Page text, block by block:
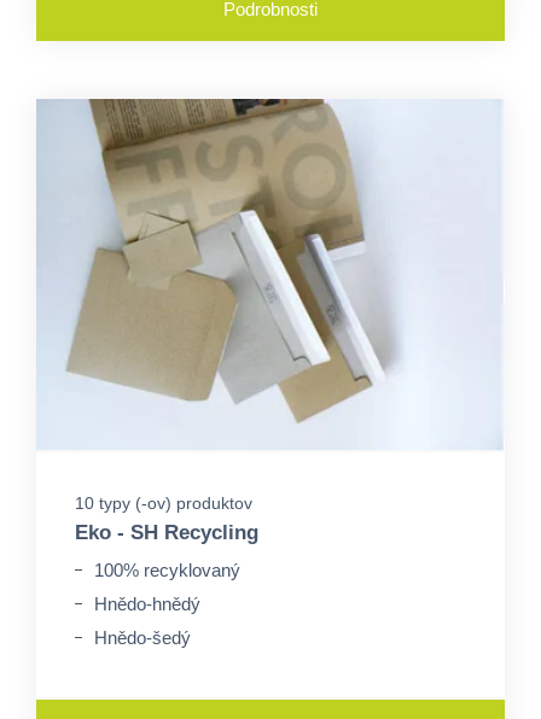
Podrobnosti
10 typy (-ov) produktov
Eko - SH Recycling
100% recyklovaný
Hnědo-hnědý
Hnědo-šedý